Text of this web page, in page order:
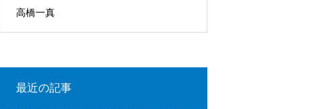
高橋一真
最近の記事